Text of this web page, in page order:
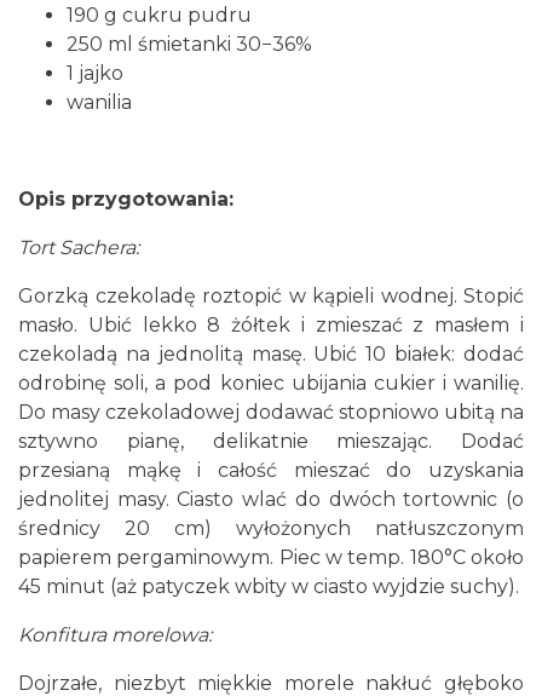
190 g cukru pudru
250 ml śmietanki 30−36%
1 jajko
wanilia
Opis przygotowania:
Tort Sachera:
Gorzką czekoladę roztopić w kąpieli wodnej. Stopić
masło. Ubić lekko 8 żółtek i zmieszać z masłem i
czekoladą na jednolitą masę. Ubić 10 białek: dodać
odrobinę soli, a pod koniec ubijania cukier i wanilię.
Do masy czekoladowej dodawać stopniowo ubitą na
sztywno pianę, delikatnie mieszając. Dodać
przesianą mąkę i całość mieszać do uzyskania
jednolitej masy. Ciasto wlać do dwóch tortownic (o
średnicy 20 cm) wyłożonych natłuszczonym
papierem pergaminowym. Piec w temp. 180°C około
45 minut (aż patyczek wbity w ciasto wyjdzie suchy).
Konfitura morelowa:
Dojrzałe, niezbyt miękkie morele nakłuć głęboko